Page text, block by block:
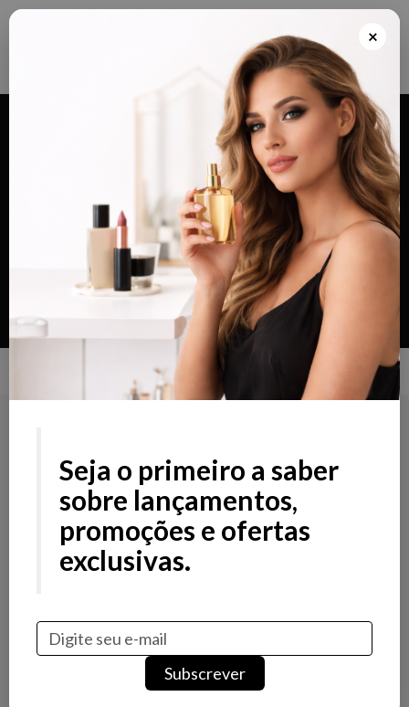
Envios grátis a partir de 100€ para Portugal e Continental e Península Espanhola
ou Levante e pague as suas encomendas nas nossas instalações em Almada
após realizar o seu pedido(indicar no final do pedido)
Preço
Promoção
Marcas
Santo Black Poderoso
×
Seja o primeiro a saber
sobre lançamentos,
promoções e ofertas
exclusivas.
Subscrever